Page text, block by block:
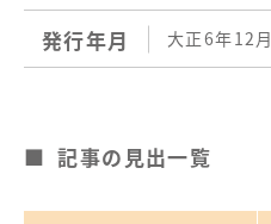
発行年月 大正6年12月
記事の見出一覧